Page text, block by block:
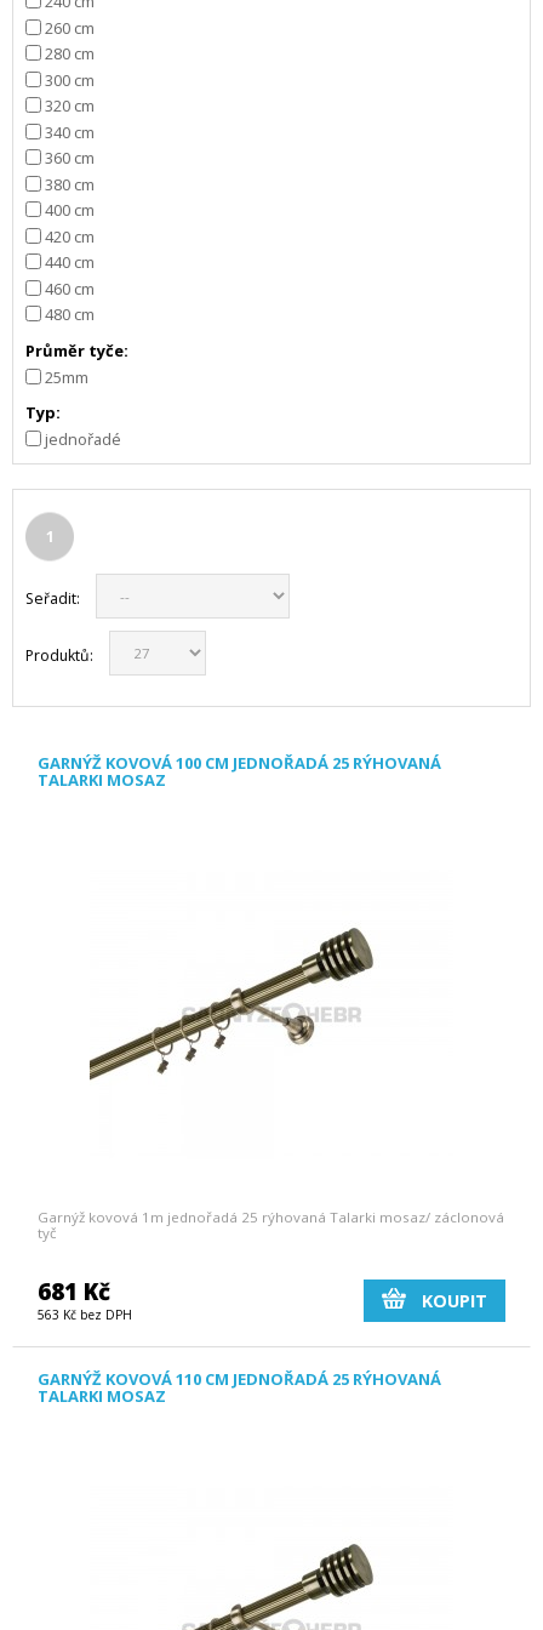
260 cm
280 cm
300 cm
320 cm
340 cm
360 cm
380 cm
400 cm
420 cm
440 cm
460 cm
480 cm
Průměr tyče:
25mm
Typ:
jednořadé
1
Seřadit:
Produktů:
GARNÝŽ KOVOVÁ 100 CM JEDNOŘADÁ 25 RÝHOVANÁ
TALARKI MOSAZ
Garnýž kovová 1m jednořadá 25 rýhovaná Talarki mosaz/ záclonová
tyč
681 Kč
563 Kč bez DPH
KOUPIT
GARNÝŽ KOVOVÁ 110 CM JEDNOŘADÁ 25 RÝHOVANÁ
TALARKI MOSAZ